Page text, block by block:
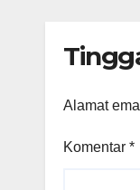
Alamat
Komentar *